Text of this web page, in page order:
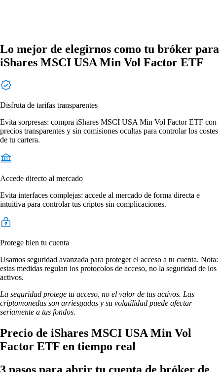
Lo mejor de elegirnos como tu bróker para
iShares MSCI USA Min Vol Factor ETF
Disfruta de tarifas transparentes
Evita sorpresas: compra iShares MSCI USA Min Vol Factor ETF con
precios transparentes y sin comisiones ocultas para controlar los costes
de tu cartera.
Accede directo al mercado
Evita interfaces complejas: accede al mercado de forma directa e
intuitiva para controlar tus criptos sin complicaciones.
Protege bien tu cuenta
Usamos seguridad avanzada para proteger el acceso a tu cuenta. Nota:
estas medidas regulan los protocolos de acceso, no la seguridad de los
activos.
La seguridad protege tu acceso, no el valor de tus activos. Las
criptomonedas son arriesgadas y su volatilidad puede afectar
seriamente a tus fondos.
Precio de iShares MSCI USA Min Vol
Factor ETF en tiempo real
3 pasos para abrir tu cuenta de bróker de